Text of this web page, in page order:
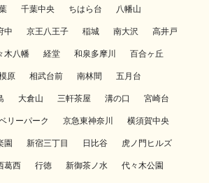
千葉中央 ちはら台 八幡山
中 京王八王子 稲城 南大沢 高井戸
木八幡 経堂 和泉多摩川 百合ヶ丘
原 相武台前 南林間 五月台
大倉山 三軒茶屋 溝の口 宮崎台
リーパーク 京急東神奈川 横須賀中央
園 新宿三丁目 日比谷 虎ノ門ヒルズ
葛西 行徳 新御茶ノ水 代々木公園